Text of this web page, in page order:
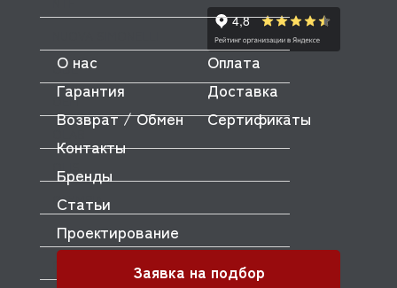
ODE
OEM
OLIS
OLYMPIA
OMNIWASH
О нас
Оплата
Гарантия
Доставка
Возврат / Обмен
Сертификаты
Контакты
Бренды
Статьи
Проектирование
Заявка на подбор